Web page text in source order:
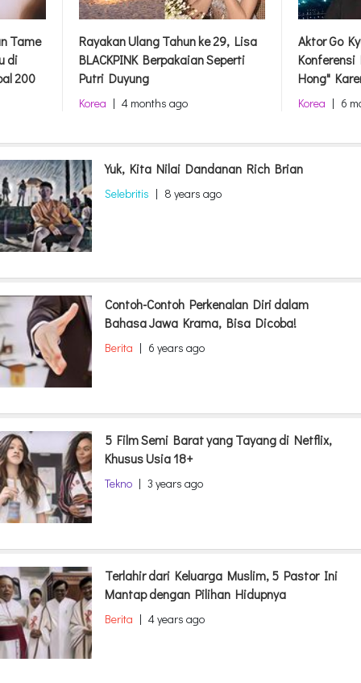
Tame
di
200
Rayakan Ulang Tahun ke 29, Lisa
BLACKPINK Berpakaian Seperti
Putri Duyung
Korea | 4 months ago
Aktor Go
Konferensi
Hong"
Korea | 6
Yuk, Kita Nilai Dandanan Rich Brian
Selebritis | 8 years ago
Contoh-Contoh Perkenalan Diri dalam
Bahasa Jawa Krama, Bisa Dicoba!
Berita | 6 years ago
5 Film Semi Barat yang Tayang di Netflix,
Khusus Usia 18+
Tekno | 3 years ago
Terlahir dari Keluarga Muslim, 5 Pastor Ini
Mantap dengan Pilihan Hidupnya
Berita | 4 years ago